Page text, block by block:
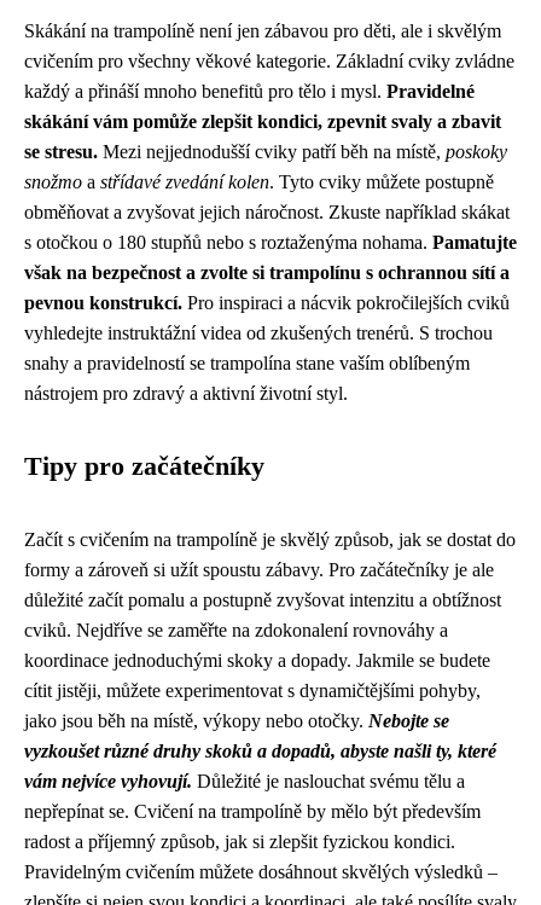
Skákání na trampolíně není jen zábavou pro děti, ale i skvělým
cvičením pro všechny věkové kategorie. Základní cviky zvládne
každý a přináší mnoho benefitů pro tělo i mysl. Pravidelné
skákání vám pomůže zlepšit kondici, zpevnit svaly a zbavit
se stresu. Mezi nejjednodušší cviky patří běh na místě, poskoky
snožmo a střídavé zvedání kolen. Tyto cviky můžete postupně
obměňovat a zvyšovat jejich náročnost. Zkuste například skákat
s otočkou o 180 stupňů nebo s roztaženýma nohama. Pamatujte
však na bezpečnost a zvolte si trampolínu s ochrannou sítí a
pevnou konstrukcí. Pro inspiraci a nácvik pokročilejších cviků
vyhledejte instruktážní videa od zkušených trenérů. S trochou
snahy a pravidelností se trampolína stane vaším oblíbeným
nástrojem pro zdravý a aktivní životní styl.
Tipy pro začátečníky
Začít s cvičením na trampolíně je skvělý způsob, jak se dostat do
formy a zároveň si užít spoustu zábavy. Pro začátečníky je ale
důležité začít pomalu a postupně zvyšovat intenzitu a obtížnost
cviků. Nejdříve se zaměřte na zdokonalení rovnováhy a
koordinace jednoduchými skoky a dopady. Jakmile se budete
cítit jistěji, můžete experimentovat s dynamičtějšími pohyby,
jako jsou běh na místě, výkopy nebo otočky. Nebojte se
vyzkoušet různé druhy skoků a dopadů, abyste našli ty, které
vám nejvíce vyhovují. Důležité je naslouchat svému tělu a
nepřepínat se. Cvičení na trampolíně by mělo být především
radost a příjemný způsob, jak si zlepšit fyzickou kondici.
Pravidelným cvičením můžete dosáhnout skvělých výsledků –